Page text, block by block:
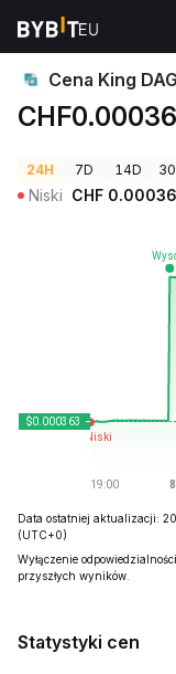
Ceny kryptowalut
Cena King DAG
24H 7D 14D
Niski CHF
Data ostatniej aktualizacji:
(UTC+0)
Wyłączenie
przyszłych wyników.
Statystyki cen